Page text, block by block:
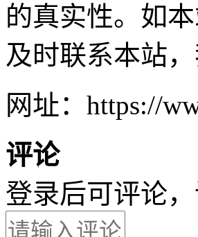
的真实性。如
及时联系本站
网址：https://
评论
登录后可评论